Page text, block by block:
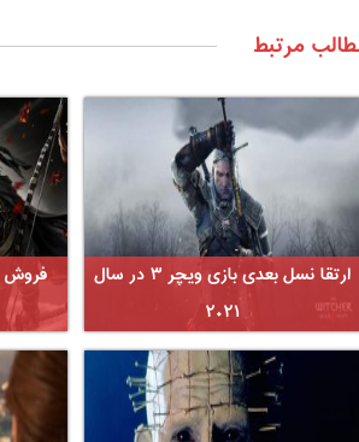
مرتبط
ارتقا نسل بعدی بازی ویچر ۳ در سال
۲۰۲۱